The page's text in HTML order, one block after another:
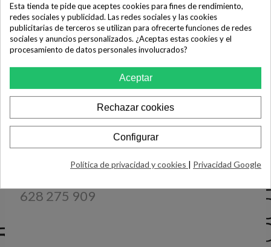
Los mejores precios en todas las marcas de electrodomésticos.
CONTACTA CON NOSOTROS
Info@latiendadelpinguino.com
Teléfonos:
628 275 909
Esta tienda te pide que aceptes cookies para fines de rendimiento,
redes sociales y publicidad. Las redes sociales y las cookies
publicitarias de terceros se utilizan para ofrecerte funciones de redes
sociales y anuncios personalizados. ¿Aceptas estas cookies y el
procesamiento de datos personales involucrados?
Aceptar
Rechazar cookies
Configurar
Política de privacidad y cookies | Privacidad Google